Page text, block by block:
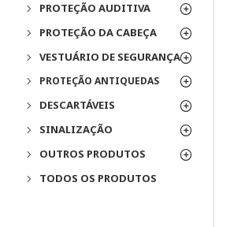
PROTEÇÃO AUDITIVA
PROTEÇÃO DA CABEÇA
VESTUÁRIO DE SEGURANÇA
PROTEÇÃO ANTIQUEDAS
DESCARTÁVEIS
SINALIZAÇÃO
OUTROS PRODUTOS
TODOS OS PRODUTOS